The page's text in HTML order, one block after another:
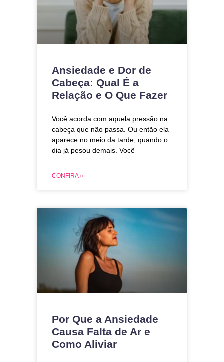
Ansiedade e Dor de
Cabeça: Qual É a
Relação e O Que Fazer
Você acorda com aquela pressão na
cabeça que não passa. Ou então ela
aparece no meio da tarde, quando o
dia já pesou demais. Você
CONFIRA »
Por Que a Ansiedade
Causa Falta de Ar e
Como Aliviar